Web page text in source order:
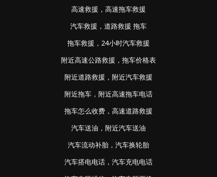
高速救援 ， 高速拖车救援
汽车救援 ， 道路救援 拖车
拖车救援 ， 24小时汽车救援
附近高速公路救援 ， 拖车价格表
附近道路救援 ， 附近汽车救援
附近拖车， 附近高速拖车电话
拖车怎么收费， 高速道路救援
汽车送油 ， 附近汽车送油
汽车流动补胎， 汽车换轮胎
汽车搭电电话， 汽车充电电话